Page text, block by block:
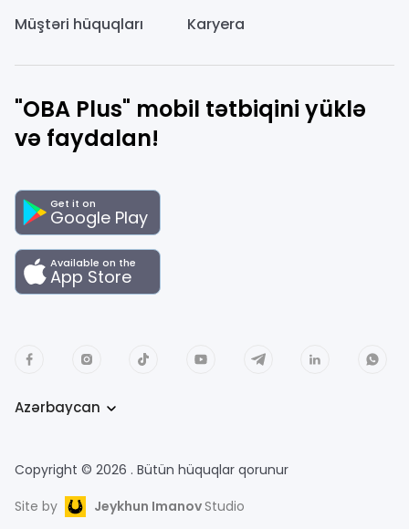
Müştəri hüquqları
Karyera
"OBA Plus" mobil tətbiqini yüklə
və faydalan!
Get it on
Google Play
Available on the
App Store
Copyright © 2026 . Bütün hüquqlar qorunur
Site by
Jeykhun ImanovStudio
Azərbaycan